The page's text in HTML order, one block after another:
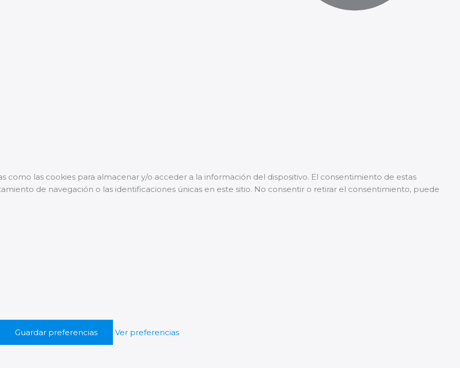
como las cookies para almacenar y/o acceder a la información del dispositivo. El consentimiento de estas
de navegación o las identificaciones únicas en este sitio. No consentir o retirar el consentimiento, puede
Guardar preferencias
Ver preferencias